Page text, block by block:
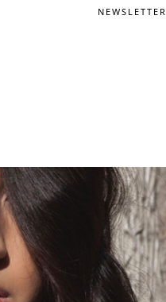
NEWSLETTER